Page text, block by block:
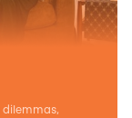
dilemmas,